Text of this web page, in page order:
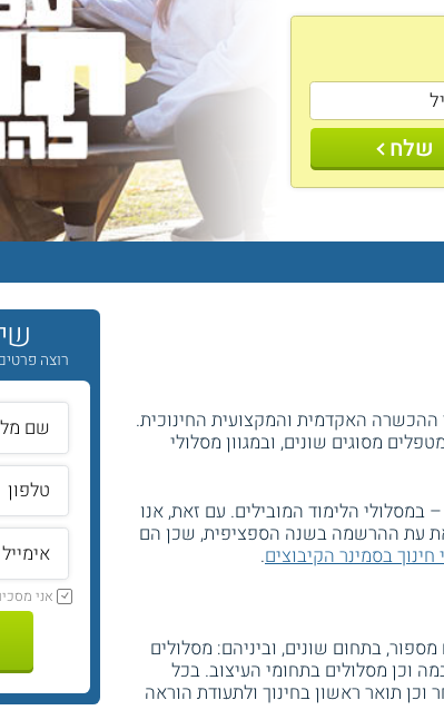
שלח
ההכשרה האקדמית והמקצועית החינוכית.
מדריכים ומטפלים מסוגים שונים, ובמגוון מסלולי
במסלולי הלימוד המובילים. עם זאת, אנו
עת ההרשמה בשנה הספציפית, שכן הם
חינוך בסמינר הקיבוצים.
בתחום שונים, וביניהם: מסלולים
וכן מסלולים בתחומי העיצוב. בכל
תואר ראשון בחינוך ולתעודת הוראה
רוצה
אני